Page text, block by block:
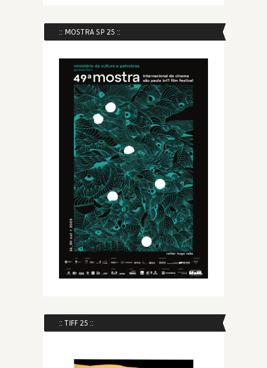
:: MOSTRA SP 25 ::
:: TIFF 25 ::